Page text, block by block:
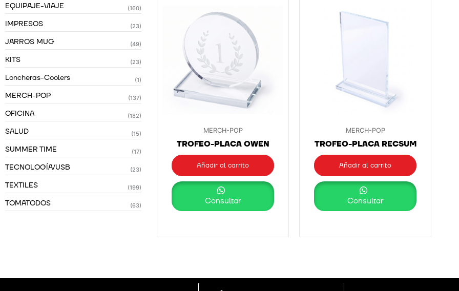
EQUIPAJE-VIAJE (160)
IMPRESOS (23)
JARROS MUG (49)
KITS (23)
Loncheras-Coolers (1)
MERCH-POP (137)
OFICINA (182)
SALUD (15)
SUMMER TIME (17)
TECNOLOGÍA/USB (23)
TEXTILES (199)
TOMATODOS (63)
MERCH-POP
TROFEO-PLACA OWEN
Añadir al carrito
Consultar
MERCH-POP
TROFEO-PLACA RECSUM
Añadir al carrito
Consultar